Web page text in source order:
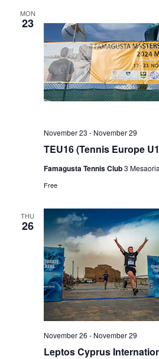
MON
23
TEU16 (Tennis Europe
November 23 - November 29
Famagusta Tennis Club3
Free
THU
26
Leptos Cyprus
November 26 - November 29